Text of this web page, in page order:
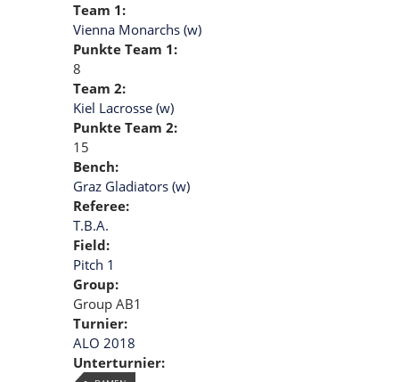
Team 1:
Vienna Monarchs (w)
Punkte Team 1:
8
Team 2:
Kiel Lacrosse (w)
Punkte Team 2:
15
Bench:
Graz Gladiators (w)
Referee:
T.B.A.
Field:
Pitch 1
Group:
Group AB1
Turnier:
ALO 2018
Unterturnier: